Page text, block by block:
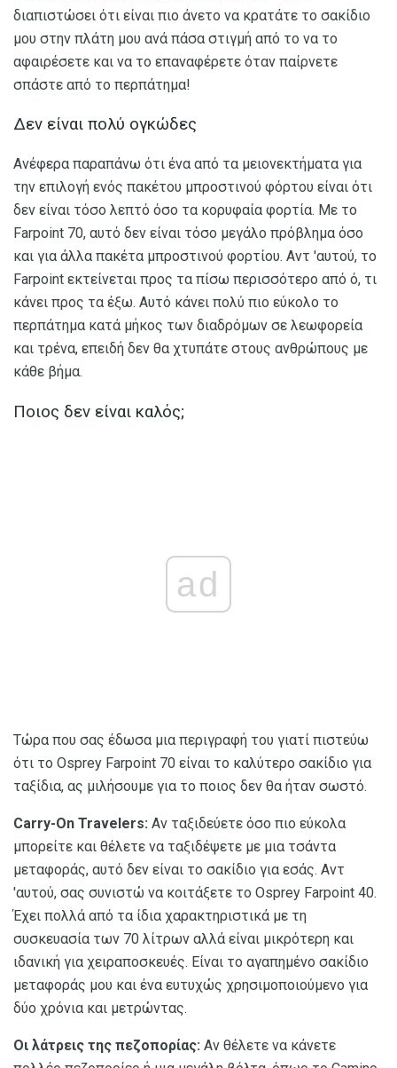
διαπιστώσει ότι είναι πιο άνετο να κρατάτε το σακίδιο
μου στην πλάτη μου ανά πάσα στιγμή από το να το
αφαιρέσετε και να το επαναφέρετε όταν παίρνετε
σπάστε από το περπάτημα!
Δεν είναι πολύ ογκώδες
Ανέφερα παραπάνω ότι ένα από τα μειονεκτήματα για
την επιλογή ενός πακέτου μπροστινού φόρτου είναι ότι
δεν είναι τόσο λεπτό όσο τα κορυφαία φορτία. Με το
Farpoint 70, αυτό δεν είναι τόσο μεγάλο πρόβλημα όσο
και για άλλα πακέτα μπροστινού φορτίου. Αντ 'αυτού, το
Farpoint εκτείνεται προς τα πίσω περισσότερο από ό, τι
κάνει προς τα έξω. Αυτό κάνει πολύ πιο εύκολο το
περπάτημα κατά μήκος των διαδρόμων σε λεωφορεία
και τρένα, επειδή δεν θα χτυπάτε στους ανθρώπους με
κάθε βήμα.
Ποιος δεν είναι καλός;
ad
Τώρα που σας έδωσα μια περιγραφή του γιατί πιστεύω
ότι το Osprey Farpoint 70 είναι το καλύτερο σακίδιο για
ταξίδια, ας μιλήσουμε για το ποιος δεν θα ήταν σωστό.
Carry-On Travelers: Αν ταξιδεύετε όσο πιο εύκολα
μπορείτε και θέλετε να ταξιδέψετε με μια τσάντα
μεταφοράς, αυτό δεν είναι το σακίδιο για εσάς. Αντ
'αυτού, σας συνιστώ να κοιτάξετε το Osprey Farpoint 40.
Έχει πολλά από τα ίδια χαρακτηριστικά με τη
συσκευασία των 70 λίτρων αλλά είναι μικρότερη και
ιδανική για χειραποσκευές. Είναι το αγαπημένο σακίδιο
μεταφοράς μου και ένα ευτυχώς χρησιμοποιούμενο για
δύο χρόνια και μετρώντας.
Οι λάτρεις της πεζοπορίας: Αν θέλετε να κάνετε